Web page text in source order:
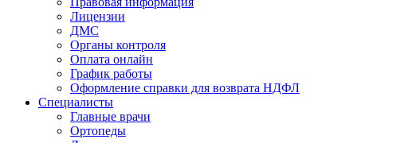
Лицензии
ДМС
Органы контроля
Оплата онлайн
График работы
Оформление справки для возврата НДФЛ
Специалисты
Главные врачи
Ортопеды